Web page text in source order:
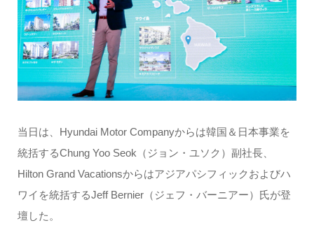
当日は、Hyundai Motor Companyからは韓国＆日本事業を
統括するChung Yoo Seok（ジョン・ユソク）副社⻑、
Hilton Grand Vacationsからはアジアパシフィックおよびハ
ワイを統括するJeff Bernier（ジェフ・バーニアー）氏が登
壇した。